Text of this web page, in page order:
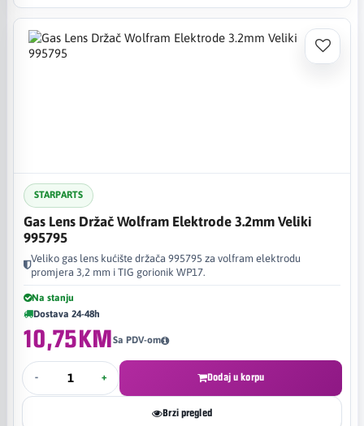
STARPARTS
Gas Lens Držač Wolfram Elektrode 3.2mm Veliki
995795
Veliko gas lens kućište držača 995795 za volfram elektrodu
promjera 3,2 mm i TIG gorionik WP17.
Na stanju
Dostava 24-48h
10,75KMSa PDV-om
- + Dodaj u korpu
Brzi pregled